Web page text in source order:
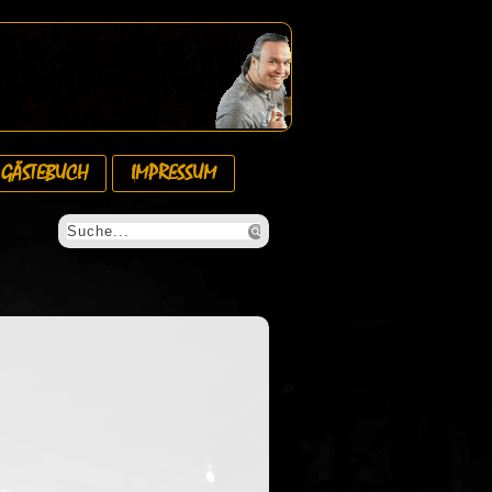
GÄSTEBUCH IMPRESSUM